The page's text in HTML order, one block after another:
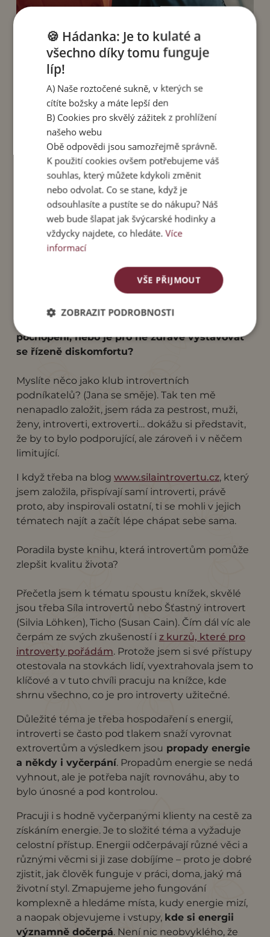
podpořit?
Já s lidmi pracuju dlouhodobě, protože to přináší
největší výsledky. Jejich
postupně , ale samozřejmě, pokud potřebují
pomoci i v průběhu kampaně, jsem tu pro ně.
Nenechám je, aby se bez opory hroutili, jsem
psychoterapeutka, takže můžeme jít přímo po
hledání nejlepšího řešení.
Tím, že náročnou situaci postavíme do nějakého
rámce, se jim odlehčí. Důležité je, že se
nesoustředíme na problém, ale na řešení
Co myslíte, je introvertům líp mezi sebou, v
pochopení, nebo je pro ně zdravé vystavovat
se řízeně diskomfortu?
Myslíte něco jako klub introvertních
podníkatelů? (Jana se směje). Tak ten mě
nenapadlo založit, jsem ráda za pestrost, muži,
ženy, introverti, extroverti… dokážu si představit,
že by to bylo podporující, ale zároveň i v něčem
limitující.
I když třeba na blog www.silaintrovertu.cz, který
jsem založila, přispívají samí introverti, právě
proto, aby inspirovali ostatní, ti se mohli v jejich
tématech najít a začít lépe chápat sebe sama.
Poradila byste knihu, která introvertům pomůže
zlepšit kvalitu života?
Přečetla jsem k tématu spoustu knížek, skvělé
jsou třeba Síla introvertů nebo Šťastný introvert
(Silvia Löhken), Ticho (Susan Cain). Čím dál víc ale
čerpám ze svých zkušeností i z kurzů, které pro
introverty pořádám. Protože jsem si své přístupy
otestovala na stovkách lidí, vyextrahovala jsem to
klíčové a v tuto chvíli pracuju na knížce, kde
shrnu všechno, co je pro introverty užitečné.
Důležité téma je třeba hospodaření s energií,
introverti se často pod tlakem snaží vyrovnat
extrovertům a výsledkem jsou propady energie
a někdy i vyčerpání. Propadům energie se nedá
vyhnout, ale je potřeba najít rovnováhu, aby to
bylo únosné a pod kontrolou.
Pracuji i s hodně vyčerpanými klienty na cestě za
získáním energie. Je to složité téma a vyžaduje
celostní přístup. Energii odčerpávají různé věci a
různými věcmi si ji zase dobíjíme – proto je dobré
zjistit, jak člověk funguje v práci, doma, jaký má
životní styl. Zmapujeme jeho fungování
komplexně a hledáme místa, kudy energie mizí,
a naopak objevujeme i vstupy, kde si energii
významně dočerpá. Není nic neobvyklého, že
🍪 Hádanka: Je to kulaté a
všechno díky tomu funguje
líp!
A) Naše roztočené sukně, v kterých se
cítíte božsky a máte lepší den
B) Cookies pro skvělý zážitek z prohlížení
našeho webu
Obě odpovědi jsou samozřejmě správně.
K použití cookies ovšem potřebujeme váš
souhlas, který můžete kdykoli změnit
nebo odvolat. Co se stane, když je
odsouhlasíte a pustíte se do nákupu? Náš
web bude šlapat jak švýcarské hodinky a
vždycky najdete, co hledáte.Více
informací
VŠE PŘIJMOUT
ZOBRAZIT PODROBNOSTI